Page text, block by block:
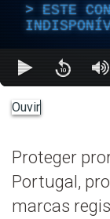
ESTE
Ouvir
Proteger
Portugal,
marcas